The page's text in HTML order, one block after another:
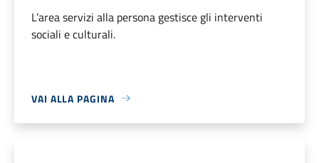
L’area servizi alla persona gestisce gli interventi
sociali e culturali.
VAI ALLA PAGINA